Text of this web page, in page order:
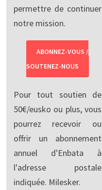
permettre de continuer
notre mission.
ABONNEZ-VOUS /
SOUTENEZ-NOUS
Pour tout soutien de
50€/eusko ou plus, vous
pourrez recevoir ou
offrir un abonnement
annuel d'Enbata à
l'adresse postale
indiquée. Milesker.